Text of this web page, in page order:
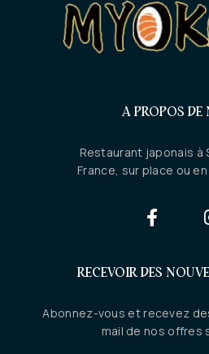
A PROPOS DE
Restaurant japonais à
France, sur place ou
RECEVOIR DES
Abonnez-vous et recevez
mail de nos offres